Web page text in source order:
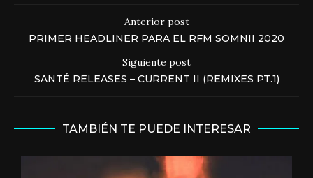
Anterior post
PRIMER HEADLINER PARA EL RFM SOMNII 2020
Siguiente post
SANTÉ RELEASES – CURRENT II (REMIXES PT.1)
TAMBIÉN TE PUEDE INTERESAR